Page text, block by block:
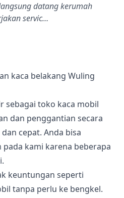
datang kerumah
servic…
kaca belakang Wuling
sebagai toko kaca mobil
dan penggantian secara
cepat. Anda bisa
kami karena beberapa
keuntungan seperti
tanpa perlu ke bengkel.